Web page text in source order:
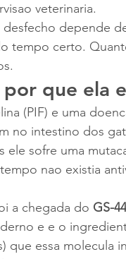
veterinaria.
depende
tempo certo.
por que ela
(PIF) e uma
no intestino dos
ele sofre uma
nao existia
a chegada do GS-
e e o
que essa molecula